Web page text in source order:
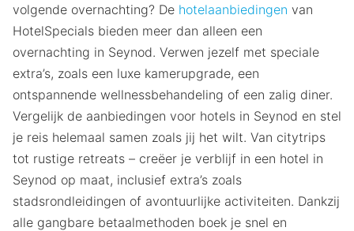
volgende overnachting? De hotelaanbiedingen van
HotelSpecials bieden meer dan alleen een
overnachting in Seynod. Verwen jezelf met speciale
extra’s, zoals een luxe kamerupgrade, een
ontspannende wellnessbehandeling of een zalig diner.
Vergelijk de aanbiedingen voor hotels in Seynod en stel
je reis helemaal samen zoals jij het wilt. Van citytrips
tot rustige retreats – creëer je verblijf in een hotel in
Seynod op maat, inclusief extra’s zoals
stadsrondleidingen of avontuurlijke activiteiten. Dankzij
alle gangbare betaalmethoden boek je snel en